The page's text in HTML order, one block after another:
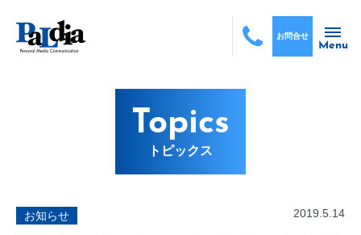
Menu
お問合せ
Topics
トピックス
お知らせ 2019.5.14